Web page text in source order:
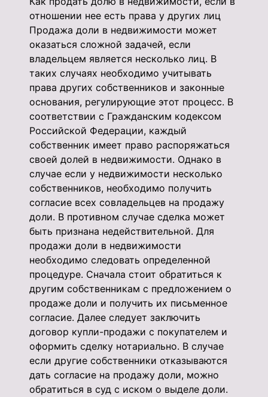
отношении нее есть права у других лиц
Продажа доли в недвижимости может
оказаться сложной задачей, если
владельцем является несколько лиц. В
таких случаях необходимо учитывать
права других собственников и законные
основания, регулирующие этот процесс. В
соответствии с Гражданским кодексом
Российской Федерации, каждый
собственник имеет право распоряжаться
своей долей в недвижимости. Однако в
случае если у недвижимости несколько
собственников, необходимо получить
согласие всех совладельцев на продажу
доли. В противном случае сделка может
быть признана недействительной. Для
продажи доли в недвижимости
необходимо следовать определенной
процедуре. Сначала стоит обратиться к
другим собственникам с предложением о
продаже доли и получить их письменное
согласие. Далее следует заключить
договор купли-продажи с покупателем и
оформить сделку нотариально. В случае
если другие собственники отказываются
дать согласие на продажу доли, можно
обратиться в суд с иском о выделе доли.